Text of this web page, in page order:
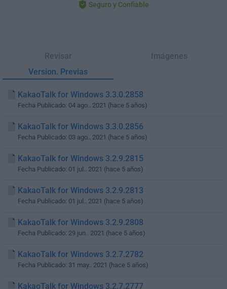
Seguro y Confiable
Revisar
Imágenes
Version. Previas
KakaoTalk for Windows 3.3.0.2858
Fecha Publicado: 04 ago.. 2021 (hace 5 años)
KakaoTalk for Windows 3.3.0.2856
Fecha Publicado: 03 ago.. 2021 (hace 5 años)
KakaoTalk for Windows 3.2.9.2815
Fecha Publicado: 01 jul.. 2021 (hace 5 años)
KakaoTalk for Windows 3.2.9.2813
Fecha Publicado: 01 jul.. 2021 (hace 5 años)
KakaoTalk for Windows 3.2.9.2808
Fecha Publicado: 29 jun.. 2021 (hace 5 años)
KakaoTalk for Windows 3.2.7.2782
Fecha Publicado: 31 may.. 2021 (hace 5 años)
KakaoTalk for Windows 3.2.7.2777